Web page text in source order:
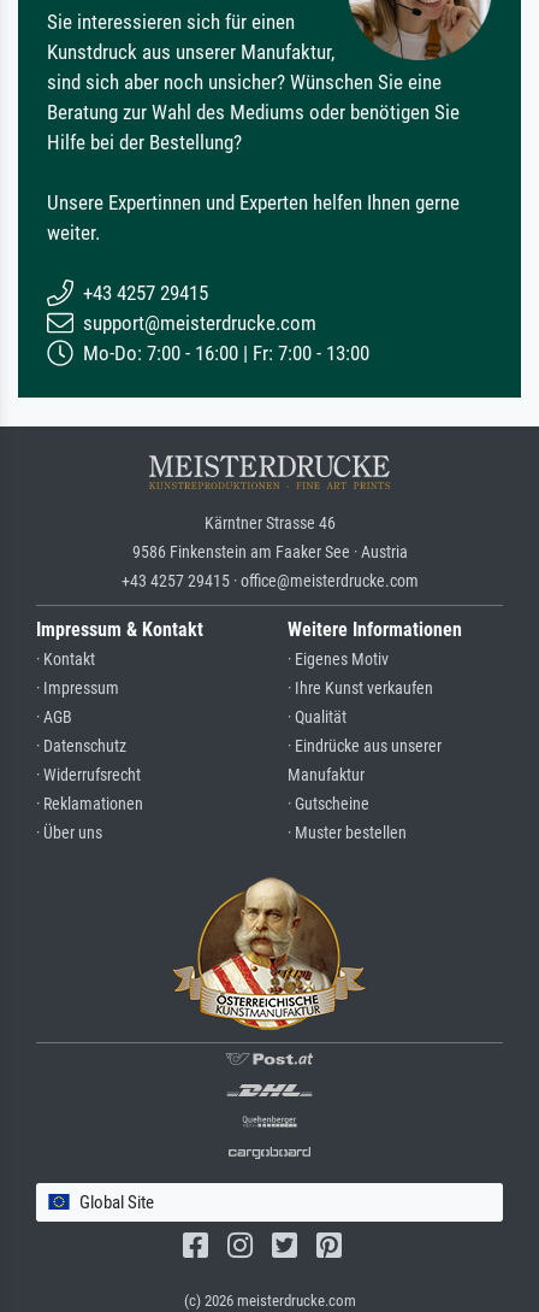
Sie interessieren sich für einen
Kunstdruck aus unserer Manufaktur,
sind sich aber noch unsicher? Wünschen Sie eine
Beratung zur Wahl des Mediums oder benötigen Sie
Hilfe bei der Bestellung?
Unsere Expertinnen und Experten helfen Ihnen gerne
weiter.
+43 4257 29415
support@meisterdrucke.com
Mo-Do: 7:00 - 16:00 | Fr: 7:00 - 13:00
Kärntner Strasse 46
9586 Finkenstein am Faaker See · Austria
+43 4257 29415 · office@meisterdrucke.com
Impressum & Kontakt
· Kontakt
· Impressum
· AGB
· Datenschutz
· Widerrufsrecht
· Reklamationen
· Über uns
Weitere Informationen
· Eigenes Motiv
· Ihre Kunst verkaufen
· Qualität
· Eindrücke aus unserer
Manufaktur
· Gutscheine
· Muster bestellen
Global Site
(c) 2026 meisterdrucke.com